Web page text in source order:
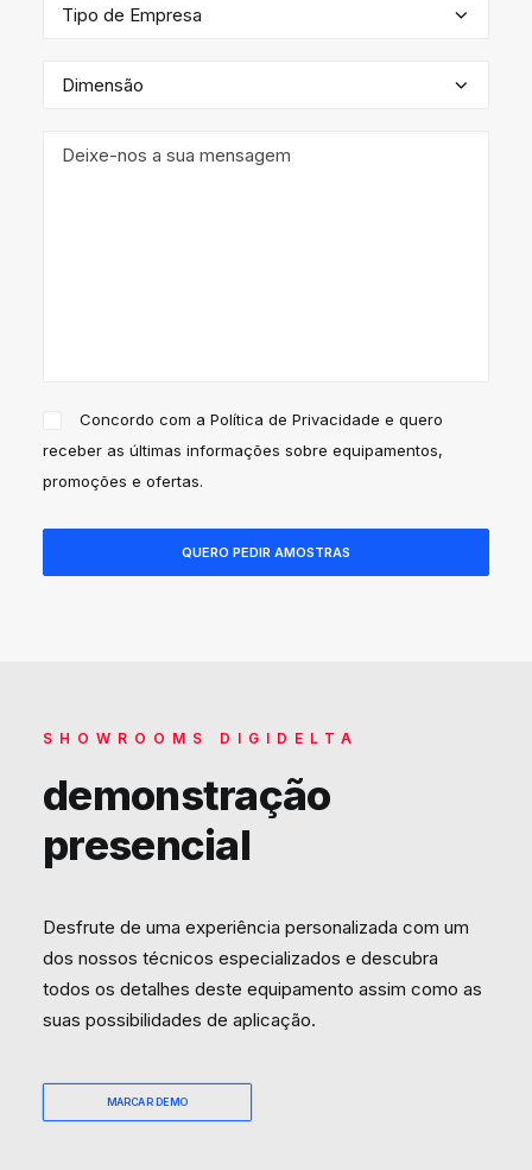
Concordo com aPolítica de Privacidade e quero
receber as últimas informações sobre equipamentos,
promoções e ofertas.
SHOWROOMS DIGIDELTA
demonstração
presencial
Desfrute de uma experiência personalizada com um
dos nossos técnicos especializados e descubra
todos os detalhes deste equipamento assim como as
suas possibilidades de aplicação.
MARCAR DEMO